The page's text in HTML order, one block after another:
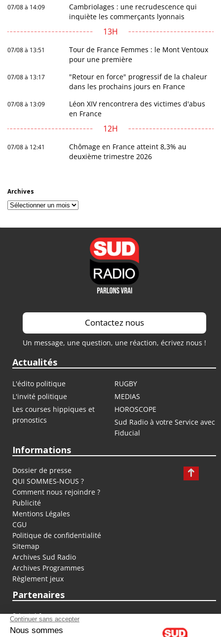
07/08 à 14:09
Cambriolages : une recrudescence qui
inquiète les commerçants lyonnais
13H
07/08 à 13:51
Tour de France Femmes : le Mont Ventoux
pour une première
07/08 à 13:17
"Retour en force" progressif de la chaleur
dans les prochains jours en France
07/08 à 13:09
Léon XIV rencontrera des victimes d'abus
en France
12H
07/08 à 12:41
Chômage en France atteint 8,3% au
deuxième trimestre 2026
Archives
Archives
Contactez nous
Un message, une question, une réaction, écrivez nous !
Actualités
L'édito politique
RUGBY
L'invité politique
MEDIAS
Les courses hippiques et
pronostics
HOROSCOPE
Sud Radio à votre Service avec
Fiducial
Informations
Dossier de presse
QUI SOMMES-NOUS ?
Comment nous rejoindre ?
Publicité
Mentions Légales
CGU
Politique de confidentialité
Sitemap
Archives Sud Radio
Archives Programmes
Règlement jeux
Partenaires
fiducial.fr
lyoncapitale.fr